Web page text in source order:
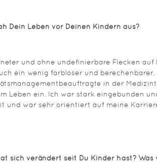
Dein Leben vor Deinen Kindern aus?
und ohne undefinierbare Flecken
ein wenig farbloser und
in der
Leben ein. Ich war stark eingebunden
und war sehr orientiert auf meine
sich verändert seit Du Kinder hast? Was